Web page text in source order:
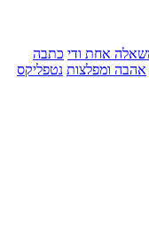
כתבה
אהבה ומפלצות נטפליקס